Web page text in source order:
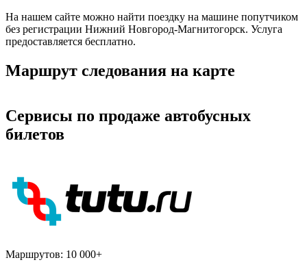
На нашем сайте можно найти поездку на машине попутчиком
без регистрации Нижний Новгород-Магнитогорск. Услуга
предоставляется бесплатно.
Маршрут следования на карте
Сервисы по продаже автобусных
билетов
Маршрутов: 10 000+